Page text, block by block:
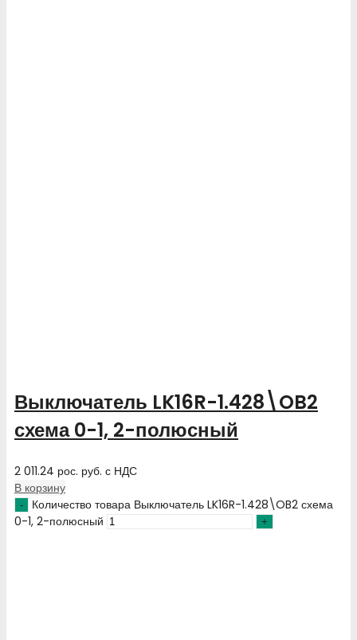
Выключатель LK16R-1.428\OB2
схема 0-1, 2-полюсный
2 011.24 рос. руб. с НДС
В корзину
Количество товара Выключатель LK16R-1.428\OB2 схема
0-1, 2-полюсный